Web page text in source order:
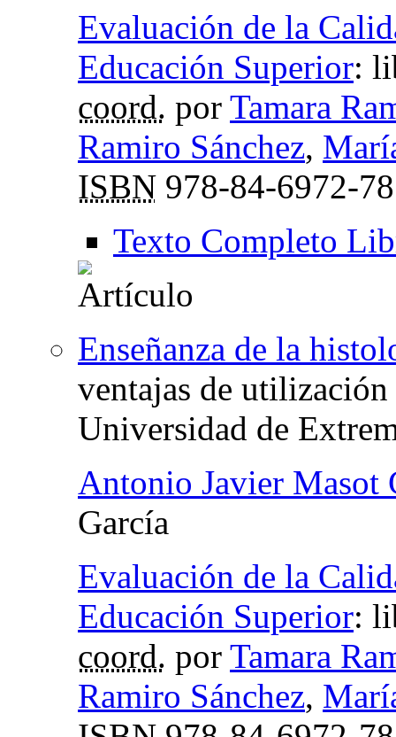
Evaluación de la
Educación Superior:
coord. por Tamara
Ramiro Sánchez,
ISBN 978-84-6972-
Texto Completo
Enseñanza de la
ventajas de
Universidad de
Antonio Javier Masot
García
Evaluación de la
Educación Superior:
coord. por Tamara
Ramiro Sánchez,